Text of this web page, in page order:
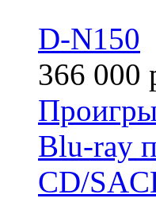
D-N150
366 000
Blu-ray
CD/